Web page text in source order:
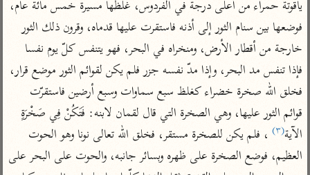
اشترك لتصلك أخبار مشاريعنا
اشترك
راسلنا • تليجرام •تويتر
تعليمات •عن الباحث القرآني
فوضعها بين سنام الثور إلى أذنه فاستقرت عليها قدماه، وقرون ذلك الثور
الآية(٣)